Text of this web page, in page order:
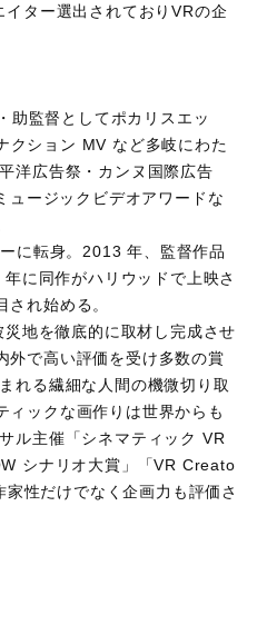
ター選出されておりVRの企
助監督としてポカリスエッ
クション MV など多岐にわた
洋広告祭・カンヌ国際広告
ュージックビデオアワードな
に転身。2013 年、監督作品
に同作がハリウッドで上映さ
され始める。
地を徹底的に取材し完成させ
外で高い評価を受け多数の賞
れる繊細な人間の機微切り取
ィックな画作りは世界からも
ル主催「シネマティック VR
シナリオ大賞」「VR Creato
性だけでなく企画力も評価さ